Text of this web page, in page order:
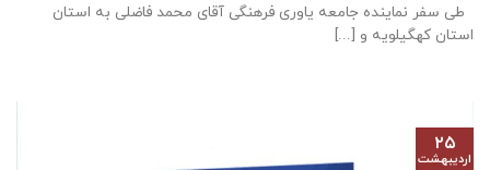
طی سفر نماینده جامعه یاوری فرهنگی آقای محمد فاضلی به استان
استان کهگیلویه و [...]
۲۵
اردیبهشت